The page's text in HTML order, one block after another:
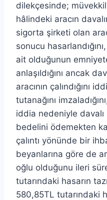
dilekçesinde;
hâlindeki aracın
sigorta şirketi olan
sonucu
ait olduğunun
anlaşıldığını ancak
aracının çalındığını
tutanağını
iddia nedeniyle
bedelini ödemekten
çalıntı yönünde bir
beyanlarına göre de
oğlu olduğunu ileri
tutarındaki hasarın
580,85TL tutarındaki